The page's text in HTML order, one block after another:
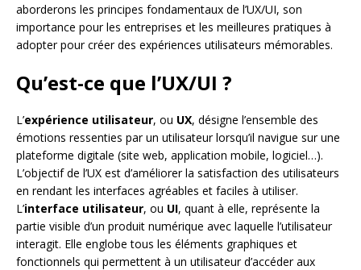
aborderons les principes fondamentaux de l’UX/UI, son
importance pour les entreprises et les meilleures pratiques à
adopter pour créer des expériences utilisateurs mémorables.
Qu’est-ce que l’UX/UI ?
L’expérience utilisateur, ou UX, désigne l’ensemble des
émotions ressenties par un utilisateur lorsqu’il navigue sur une
plateforme digitale (site web, application mobile, logiciel…).
L’objectif de l’UX est d’améliorer la satisfaction des utilisateurs
en rendant les interfaces agréables et faciles à utiliser.
L’interface utilisateur, ou UI, quant à elle, représente la
partie visible d’un produit numérique avec laquelle l’utilisateur
interagit. Elle englobe tous les éléments graphiques et
fonctionnels qui permettent à un utilisateur d’accéder aux